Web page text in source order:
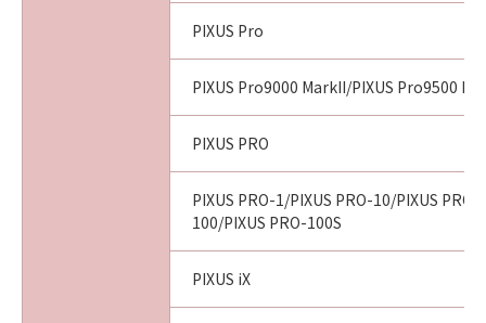
PIXUS Pro
PIXUS Pro9000 MarkII/PIXUS Pro9500
PIXUS PRO
PIXUS PRO-1/PIXUS PRO-10/PIXUS PRO-
100/PIXUS PRO-100S
PIXUS iX